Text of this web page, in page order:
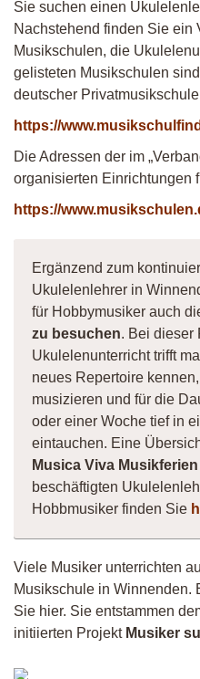
Sie suchen einen
Nachstehend finden Sie ein
Musikschulen, die
gelisteten Musikschulen
deutscher
https://
Die Adressen der im
organisierten Einrichtungen
https://
Ergänzend zum
Ukulelenlehrer in
für Hobbymusiker auch
zu besuchen. Bei dieser
Ukulelenunterricht trifft
neues Repertoire
musizieren und für die
oder einer Woche tief in
eintauchen. Eine
Musica Viva Musikferien
beschäftigten
Hobbmusiker finden Sie
Viele Musiker unterrichten
Musikschule in Winnenden.
Sie hier. Sie entstammen
initiierten Projekt Musiker